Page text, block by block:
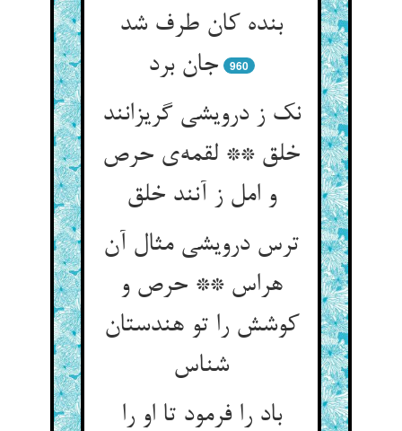
بنده کان طرف شد
جان برد
960
نک ز درویشی گریزانند
خلق ** لقمه‌‌ی حرص
و امل ز آنند خلق‌‌
ترس درویشی مثال آن
هراس ** حرص و
کوشش را تو هندستان
باد را فرمود تا او را